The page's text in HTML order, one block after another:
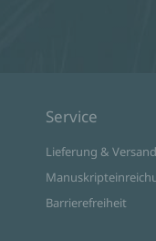
Service
Lieferung & Versand
Barrierefreiheit